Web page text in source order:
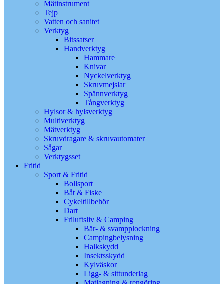
Mätinstrument
Tejp
Vatten och sanitet
Verktyg
Bitssatser
Handverktyg
Hammare
Knivar
Nyckelverktyg
Skruvmejslar
Spännverktyg
Tångverktyg
Hylsor & hylsverktyg
Multiverktyg
Mätverktyg
Skruvdragare & skruvautomater
Sågar
Verktygsset
Fritid
Sport & Fritid
Bollsport
Båt & Fiske
Cykeltillbehör
Dart
Friluftsliv & Camping
Bär- & svampplockning
Campingbelysning
Halkskydd
Insektsskydd
Kylväskor
Ligg- & sittunderlag
Matlagning & rengöring